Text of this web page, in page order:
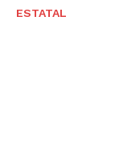
ESTATAL